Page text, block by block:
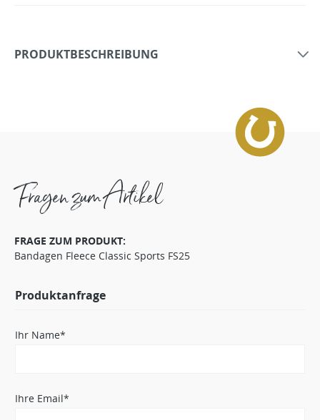
PRODUKTBESCHREIBUNG
Fragen zum Artikel
FRAGE ZUM PRODUKT:
Bandagen Fleece Classic Sports FS25
Produktanfrage
Ihr Name*
Ihre Email*